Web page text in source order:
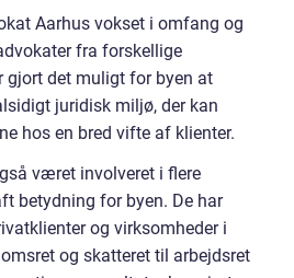
Aarhus vokset i omfang og
fra forskellige
gjort det muligt for byen at
juridisk miljø, der kan
hos en bred vifte af klienter.
været involveret i flere
betydning for byen. De har
og virksomheder i
og skatteret til arbejdsret